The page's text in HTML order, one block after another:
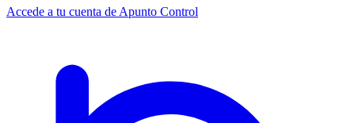
Accede a tu cuenta de Apunto Control